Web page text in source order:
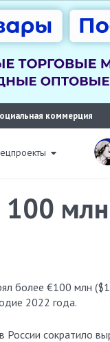
коммерция
2022 года.
сократило